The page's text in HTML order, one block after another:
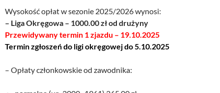
Wysokość opłat w sezonie 2025/2026 wynosi:
– Liga Okręgowa – 1000.00 zł od drużyny
Przewidywany termin 1 zjazdu – 19.10.2025
Termin zgłoszeń do ligi okręgowej do 5.10.2025
– Opłaty członkowskie od zawodnika: